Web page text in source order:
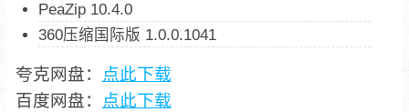
PeaZip 10.4.0
360压缩国际版 1.0.0.1041
夸克网盘：
点此下载
百度网盘：
点此下载